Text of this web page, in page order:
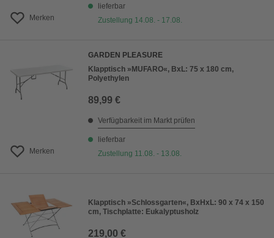
Merken
lieferbar
Zustellung 14.08. - 17.08.
Merken
GARDEN PLEASURE
Klapptisch »MUFARO«, BxL: 75 x 180 cm,
Polyethylen
89,99 €
Verfügbarkeit im Markt prüfen
lieferbar
Zustellung 11.08. - 13.08.
Klapptisch »Schlossgarten«, BxHxL: 90 x 74 x 150
cm, Tischplatte: Eukalyptusholz
219,00 €